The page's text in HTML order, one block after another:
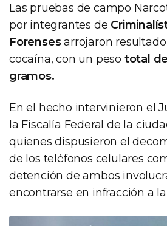
Las pruebas de campo
por integrantes de
Forensesarrojaron
cocaína, con un peso total
gramos.
En el hecho intervinieron el
la Fiscalía Federal de la
quienes dispusieron el
de los teléfonos celulares
detención de ambos
encontrarse en infracción a la